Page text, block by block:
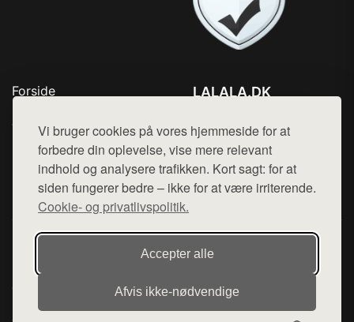
Vi bruger cookies på vores hjemmeside for at
forbedre din oplevelse, vise mere relevant
indhold og analysere trafikken. Kort sagt: for at
siden fungerer bedre – ikke for at være irriterende.
Cookie- og privatlivspolitik.
Accepter alle
Afvis ikke‑nødvendige
Forside
Top Rabatter
Blog
Kontakt
LALALA.DK
Mail: hej@want.dk
Cookie- og privatlivspolitik
Denne side er en del af want.dk, der udgiver en række
hjemmesider med præsentation af forskellige produkter fra
diverse webshops. Der sælges ikke varer fra denne side - vi